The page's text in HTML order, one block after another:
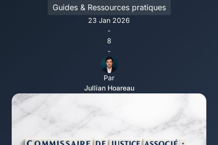
Guides & Ressources pratiques
23 Jan 2026
-
8
-
Par
Jullian Hoareau